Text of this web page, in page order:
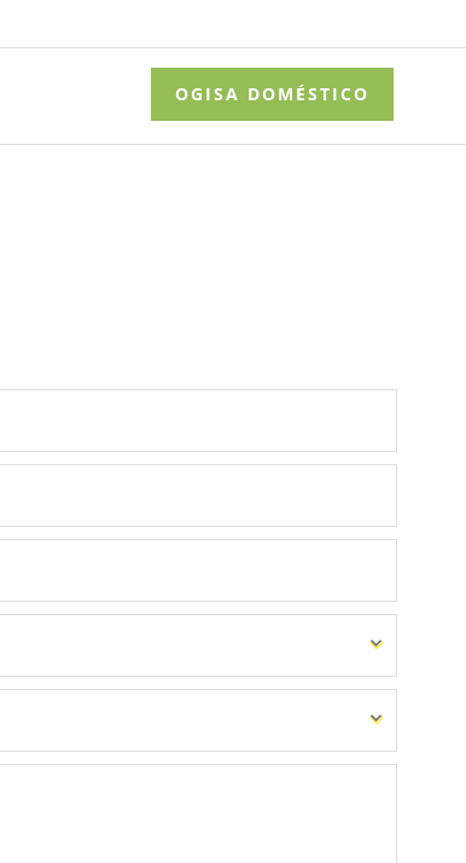
OGISA DOMÉSTICO